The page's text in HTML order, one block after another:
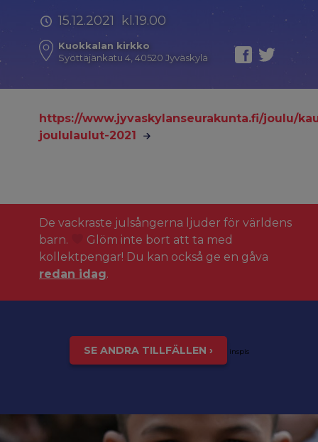
15.12.2021 kl.19.00
Kuokkalan kirkko
Syöttäjänkatu 4, 40520 Jyväskylä
https://www.jyvaskylanseurakunta.fi/joulu/
joululaulut-2021
De vackraste julsångerna ljuder för världens
barn.
Glöm inte bort att ta med
kollektpengar! Du kan också ge en gåva
redan idag.
SE ANDRA TILLFÄLLEN › inspis